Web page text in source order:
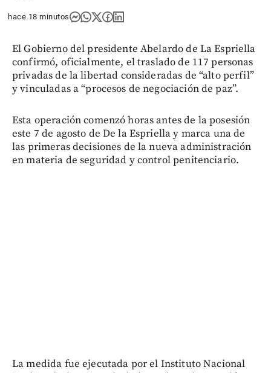
hace 18 minutos
El Gobierno del presidente Abelardo de La Espriella
confirmó, oficialmente, el traslado de 117 personas
privadas de la libertad consideradas de “alto perfil”
y vinculadas a “procesos de negociación de paz”.
Esta operación comenzó horas antes de la posesión
este 7 de agosto de De la Espriella y marca una de
las primeras decisiones de la nueva administración
en materia de seguridad y control penitenciario.
La medida fue ejecutada por el Instituto Nacional